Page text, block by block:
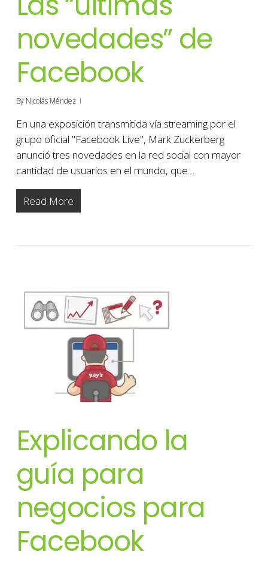
novedades” de
Facebook
By Nicolás Méndez
En una exposición transmitida vía streaming por el
grupo oficial "Facebook Live", Mark Zuckerberg
anunció tres novedades en la red social con mayor
cantidad de usuarios en el mundo, que…
Read More
Explicando la
guía para
negocios para
Facebook